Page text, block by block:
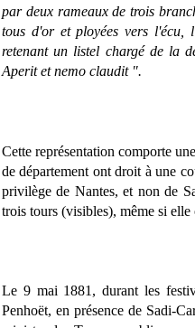
par deux rameaux de trois
tous d'or et ployées vers
retenant un listel chargé de la
Aperit et nemo claudit ".
Cette représentation comporte
de département ont droit à une
privilège de Nantes, et non de
trois tours (visibles), même si elle
Le 9 mai 1881, durant les
Penhoët, en présence de Sadi-